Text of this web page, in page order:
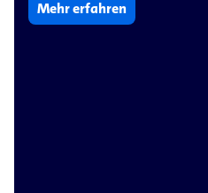
Mehr erfahren